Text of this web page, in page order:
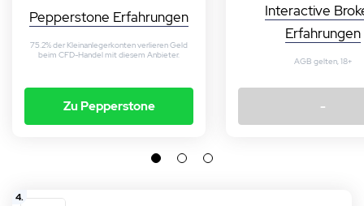
Pepperstone Erfahrungen
75.2% der Kleinanlegerkonten verlieren Geld
beim CFD-Handel mit diesem Anbieter.
Zu Pepperstone
Interactive
Erfahrungen
AGB gelten, 18+
-
4.